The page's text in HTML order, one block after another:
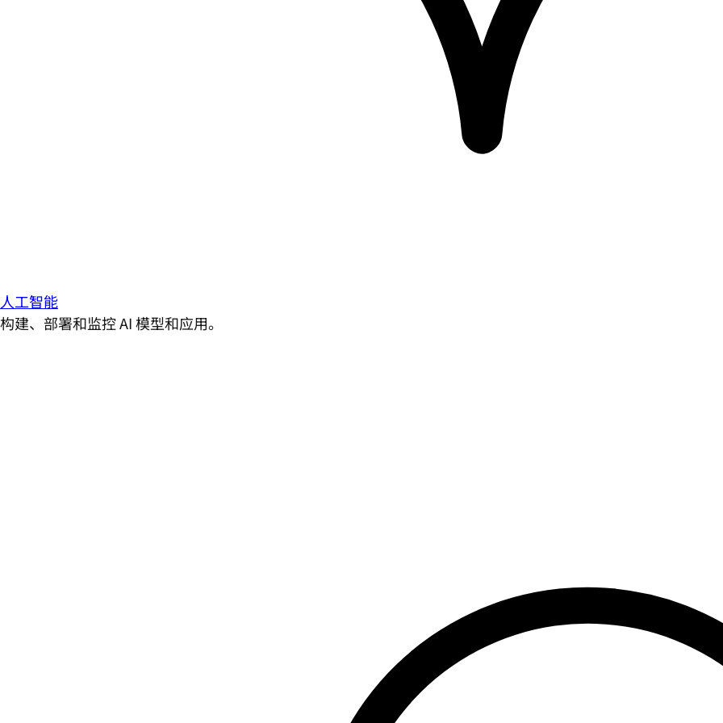
人工智能
构建、部署和监控 AI 模型和应用。